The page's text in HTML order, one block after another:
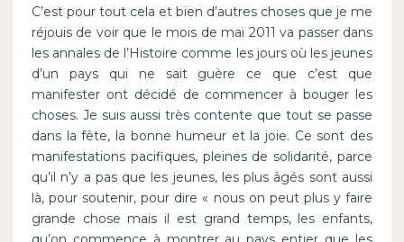
C’est pour tout cela et bien d’autres choses que je me
réjouis de voir que le mois de mai 2011 va passer dans
les annales de l’Histoire comme les jours où les jeunes
d’un pays qui ne sait guère ce que c’est que
manifester ont décidé de commencer à bouger les
choses. Je suis aussi très contente que tout se passe
dans la fête, la bonne humeur et la joie. Ce sont des
manifestations pacifiques, pleines de solidarité, parce
qu’il n’y a pas que les jeunes, les plus âgés sont aussi
là, pour soutenir, pour dire « nous on peut plus y faire
grande chose mais il est grand temps, les enfants,